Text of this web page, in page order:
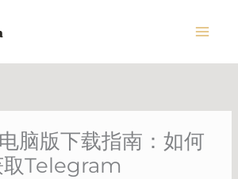
脑版下载指南：如何
取Telegram